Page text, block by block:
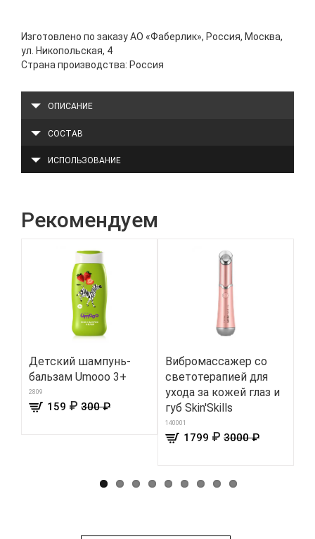
Изготовлено по заказу АО «Фаберлик», Россия, Москва,
ул. Никопольская, 4
Страна производства: Россия
ОПИСАНИЕ
СОСТАВ
ИСПОЛЬЗОВАНИЕ
Рекомендуем
Детский шампунь-
бальзам Umooo 3+
2809
159 ₽ 300 ₽
Вибромассажер со
светотерапией для
ухода за кожей глаз и
губ Skin'Skills
140001
1799 ₽ 3000 ₽